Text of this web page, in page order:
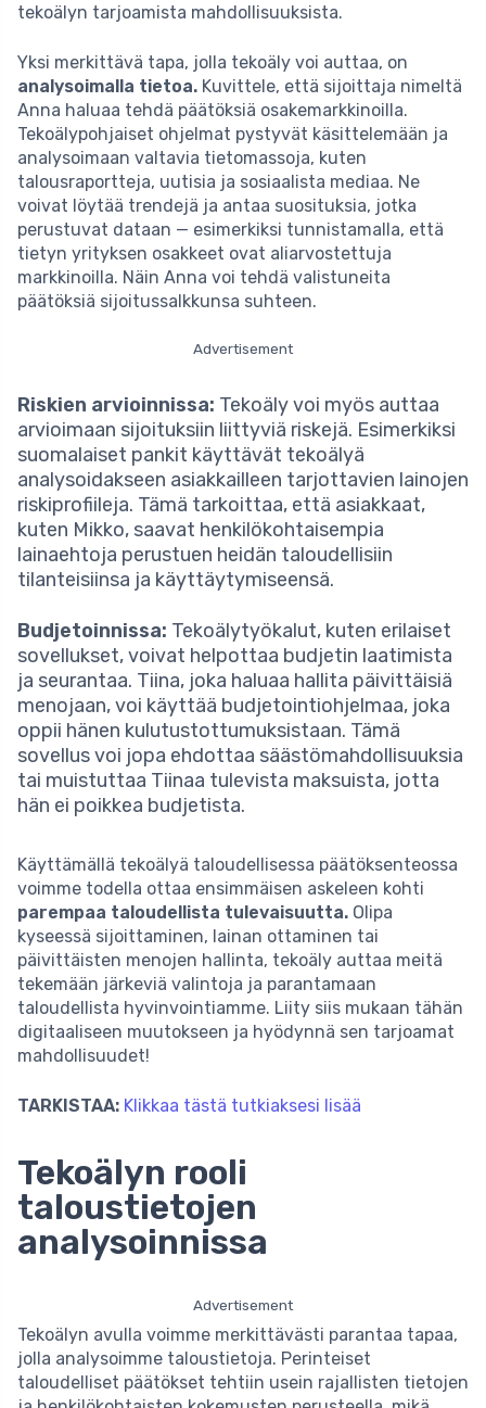
tekoälyn tarjoamista mahdollisuuksista.
Yksi merkittävä tapa, jolla tekoäly voi auttaa, on
analysoimalla tietoa. Kuvittele, että sijoittaja nimeltä
Anna haluaa tehdä päätöksiä osakemarkkinoilla.
Tekoälypohjaiset ohjelmat pystyvät käsittelemään ja
analysoimaan valtavia tietomassoja, kuten
talousraportteja, uutisia ja sosiaalista mediaa. Ne
voivat löytää trendejä ja antaa suosituksia, jotka
perustuvat dataan — esimerkiksi tunnistamalla, että
tietyn yrityksen osakkeet ovat aliarvostettuja
markkinoilla. Näin Anna voi tehdä valistuneita
päätöksiä sijoitussalkkunsa suhteen.
Advertisement
Riskien arvioinnissa: Tekoäly voi myös auttaa
arvioimaan sijoituksiin liittyviä riskejä. Esimerkiksi
suomalaiset pankit käyttävät tekoälyä
analysoidakseen asiakkailleen tarjottavien lainojen
riskiprofiileja. Tämä tarkoittaa, että asiakkaat,
kuten Mikko, saavat henkilökohtaisempia
lainaehtoja perustuen heidän taloudellisiin
tilanteisiinsa ja käyttäytymiseensä.
Budjetoinnissa: Tekoälytyökalut, kuten erilaiset
sovellukset, voivat helpottaa budjetin laatimista
ja seurantaa. Tiina, joka haluaa hallita päivittäisiä
menojaan, voi käyttää budjetointiohjelmaa, joka
oppii hänen kulutustottumuksistaan. Tämä
sovellus voi jopa ehdottaa säästömahdollisuuksia
tai muistuttaa Tiinaa tulevista maksuista, jotta
hän ei poikkea budjetista.
Käyttämällä tekoälyä taloudellisessa päätöksenteossa
voimme todella ottaa ensimmäisen askeleen kohti
parempaa taloudellista tulevaisuutta. Olipa
kyseessä sijoittaminen, lainan ottaminen tai
päivittäisten menojen hallinta, tekoäly auttaa meitä
tekemään järkeviä valintoja ja parantamaan
taloudellista hyvinvointiamme. Liity siis mukaan tähän
digitaaliseen muutokseen ja hyödynnä sen tarjoamat
mahdollisuudet!
TARKISTAA: Klikkaa tästä tutkiaksesi lisää
Tekoälyn rooli
taloustietojen
analysoinnissa
Advertisement
Tekoälyn avulla voimme merkittävästi parantaa tapaa,
jolla analysoimme taloustietoja. Perinteiset
taloudelliset päätökset tehtiin usein rajallisten tietojen